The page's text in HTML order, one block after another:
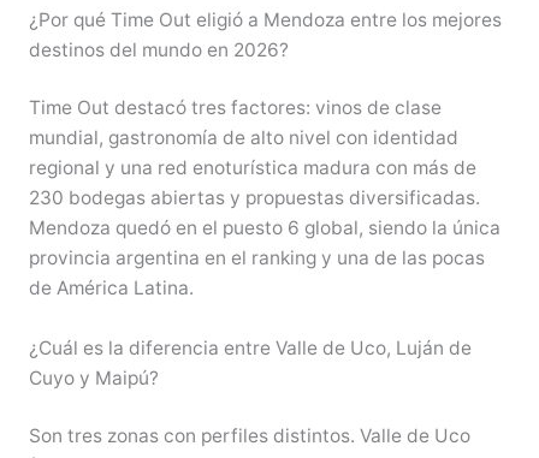
¿Por qué Time Out eligió a Mendoza entre los mejores
destinos del mundo en 2026?
Time Out destacó tres factores: vinos de clase
mundial, gastronomía de alto nivel con identidad
regional y una red enoturística madura con más de
230 bodegas abiertas y propuestas diversificadas.
Mendoza quedó en el puesto 6 global, siendo la única
provincia argentina en el ranking y una de las pocas
de América Latina.
¿Cuál es la diferencia entre Valle de Uco, Luján de
Cuyo y Maipú?
Son tres zonas con perfiles distintos. Valle de Uco